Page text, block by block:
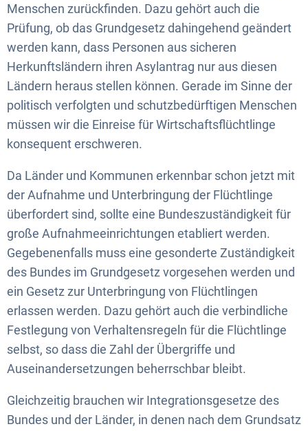
Menschen zurückfinden. Dazu gehört auch die
Prüfung, ob das Grundgesetz dahingehend geändert
werden kann, dass Personen aus sicheren
Herkunftsländern ihren Asylantrag nur aus diesen
Ländern heraus stellen können. Gerade im Sinne der
politisch verfolgten und schutzbedürftigen Menschen
müssen wir die Einreise für Wirtschaftsflüchtlinge
konsequent erschweren.
Da Länder und Kommunen erkennbar schon jetzt mit
der Aufnahme und Unterbringung der Flüchtlinge
überfordert sind, sollte eine Bundeszuständigkeit für
große Aufnahmeeinrichtungen etabliert werden.
Gegebenenfalls muss eine gesonderte Zuständigkeit
des Bundes im Grundgesetz vorgesehen werden und
ein Gesetz zur Unterbringung von Flüchtlingen
erlassen werden. Dazu gehört auch die verbindliche
Festlegung von Verhaltensregeln für die Flüchtlinge
selbst, so dass die Zahl der Übergriffe und
Auseinandersetzungen beherrschbar bleibt.
Gleichzeitig brauchen wir Integrationsgesetze des
Bundes und der Länder, in denen nach dem Grundsatz